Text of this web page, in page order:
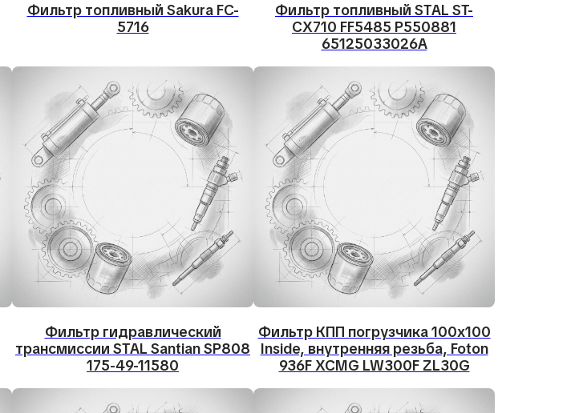
Фильтр топливный Sakura FC-
5716
Фильтр топливный STAL ST-
CX710 FF5485 P550881
65125033026A
Фильтр гидравлический
трансмиссии STAL Santian SP808
175-49-11580
Фильтр КПП погрузчика 100х100
Inside, внутренняя резьба, Foton
936F XCMG LW300F ZL30G